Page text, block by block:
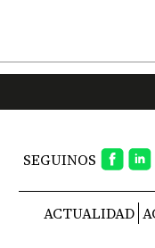
SEGUINOS
ACTUALIDAD